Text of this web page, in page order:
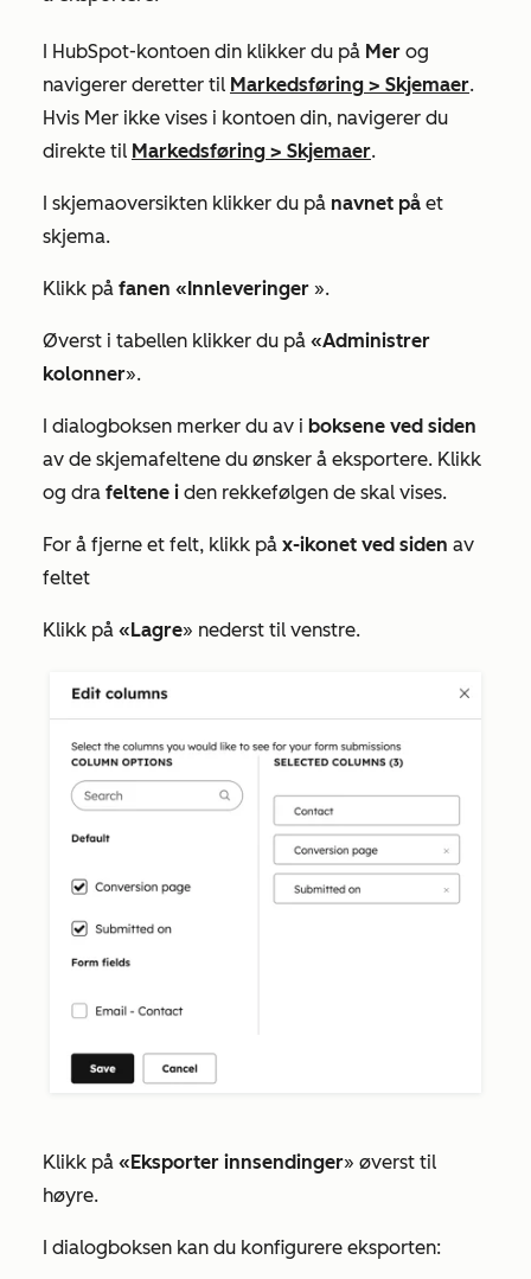
I HubSpot-kontoen din klikker du på Mer og
navigerer deretter til Markedsføring > Skjemaer.
Hvis Mer ikke vises i kontoen din, navigerer du
direkte til Markedsføring > Skjemaer.
I skjemaoversikten klikker du på navnet på et
skjema.
Klikk på fanen «Innleveringer ».
Øverst i tabellen klikker du på «Administrer
kolonner».
I dialogboksen merker du av i boksene ved siden
av de skjemafeltene du ønsker å eksportere. Klikk
og dra feltene i den rekkefølgen de skal vises.
For å fjerne et felt, klikk på x-ikonet ved siden av
feltet
Klikk på «Lagre» nederst til venstre.
Klikk på «Eksporter innsendinger» øverst til
høyre.
I dialogboksen kan du konfigurere eksporten: